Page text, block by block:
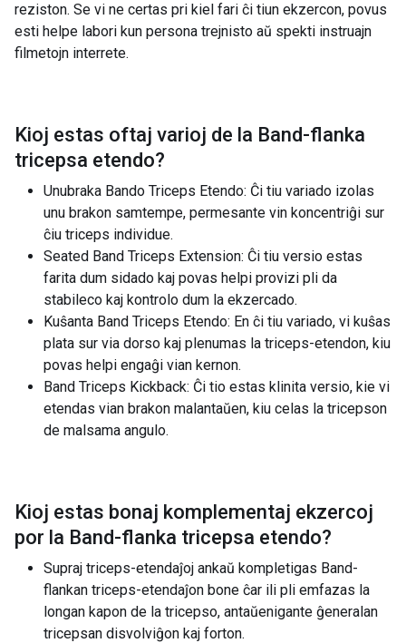
reziston. Se vi ne certas pri kiel fari ĉi tiun ekzercon, povus
esti helpe labori kun persona trejnisto aŭ spekti instruajn
filmetojn interrete.
Kioj estas oftaj varioj de la Band-flanka
tricepsa etendo?
Unubraka Bando Triceps Etendo: Ĉi tiu variado izolas
unu brakon samtempe, permesante vin koncentriĝi sur
ĉiu triceps individue.
Seated Band Triceps Extension: Ĉi tiu versio estas
farita dum sidado kaj povas helpi provizi pli da
stabileco kaj kontrolo dum la ekzercado.
Kuŝanta Band Triceps Etendo: En ĉi tiu variado, vi kuŝas
plata sur via dorso kaj plenumas la triceps-etendon, kiu
povas helpi engaĝi vian kernon.
Band Triceps Kickback: Ĉi tio estas klinita versio, kie vi
etendas vian brakon malantaŭen, kiu celas la tricepson
de malsama angulo.
Kioj estas bonaj komplementaj ekzercoj
por la Band-flanka tricepsa etendo?
Supraj triceps-etendaĵoj ankaŭ kompletigas Band-
flankan triceps-etendaĵon bone ĉar ili pli emfazas la
longan kapon de la tricepso, antaŭenigante ĝeneralan
tricepsan disvolviĝon kaj forton.